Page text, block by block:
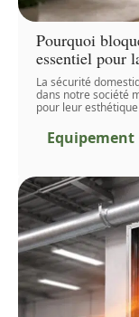
Pourquoi
essentiel pour
La sécurité
dans notre société
pour leur
Equipement